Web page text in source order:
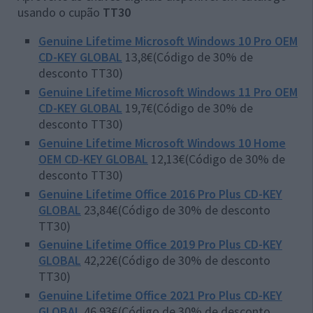
usando o cupão TT30
Genuine Lifetime Microsoft Windows 10 Pro OEM
CD-KEY GLOBAL 13,8€(Código de 30% de
desconto TT30)
Genuine Lifetime Microsoft Windows 11 Pro OEM
CD-KEY GLOBAL 19,7€(Código de 30% de
desconto TT30)
Genuine Lifetime Microsoft Windows 10 Home
OEM CD-KEY GLOBAL 12,13€(Código de 30% de
desconto TT30)
Genuine Lifetime Office 2016 Pro Plus CD-KEY
GLOBAL 23,84€(Código de 30% de desconto
TT30)
Genuine Lifetime Office 2019 Pro Plus CD-KEY
GLOBAL 42,22€(Código de 30% de desconto
TT30)
Genuine Lifetime Office 2021 Pro Plus CD-KEY